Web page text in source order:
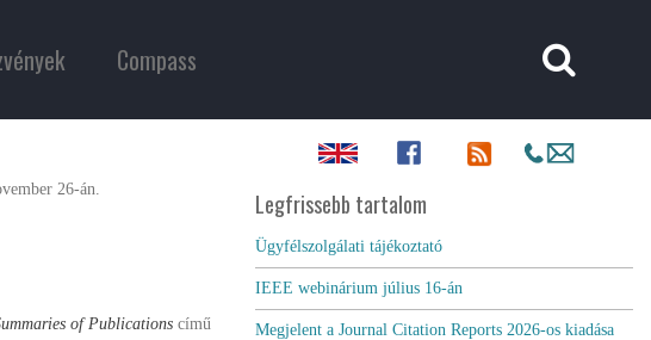
Compass
26-án.
of Publications című
Legfrissebb tartalom
Ügyfélszolgálati tájékoztató
IEEE webinárium július 16-án
Megjelent a Journal Citation Reports 2026-os kiadása